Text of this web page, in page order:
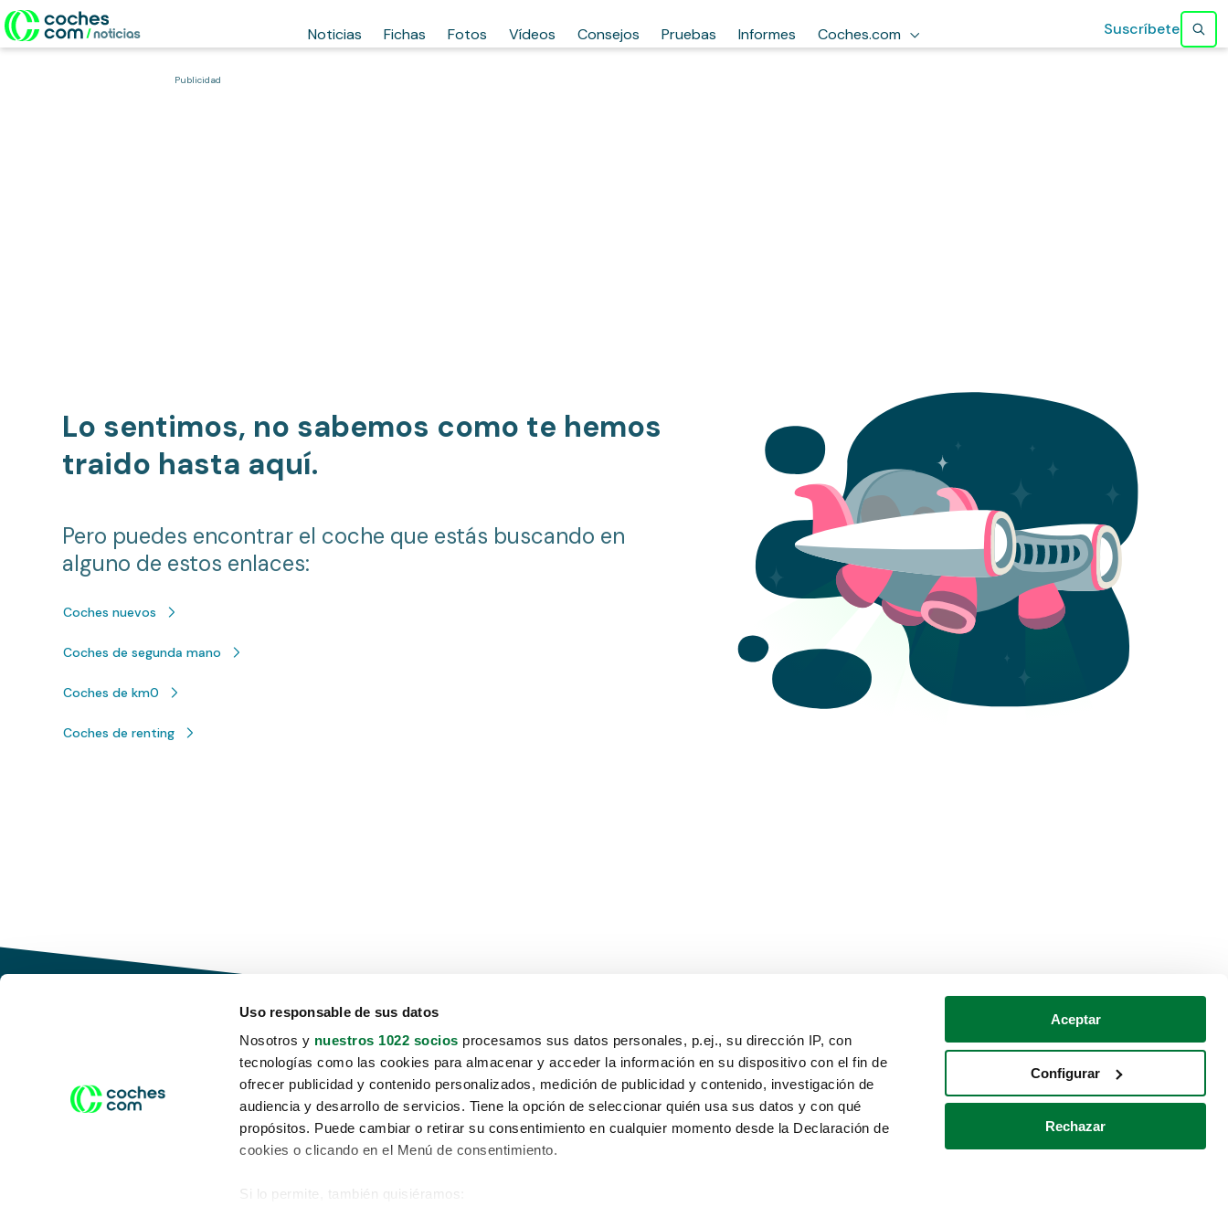
Uso responsable de sus datos
Nosotros y nuestros 1022 socios procesamos sus datos personales, p.ej., su dirección IP, con
tecnologías como las cookies para almacenar y acceder la información en su dispositivo con el fin de
ofrecer publicidad y contenido personalizados, medición de publicidad y contenido, investigación de
audiencia y desarrollo de servicios. Tiene la opción de seleccionar quién usa sus datos y con qué
propósitos. Puede cambiar o retirar su consentimiento en cualquier momento desde la Declaración de
cookies o clicando en el Menú de consentimiento.
Si lo permite, también quisiéramos:
Aceptar
Configurar
Rechazar
Noticias Fichas Fotos Vídeos Consejos Pruebas Informes Coches.com Suscríbete
Publicidad
Lo sentimos, no sabemos como te hemos
traido hasta aquí.
Pero puedes encontrar el coche que estás buscando en
alguno de estos enlaces:
Coches nuevos
Coches de segunda mano
Coches de km0
Coches de renting
Conduce tu futuro,
desata tu movilidad